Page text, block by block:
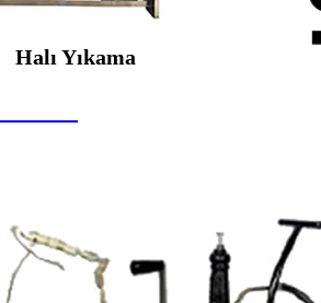
Halı Yıkama